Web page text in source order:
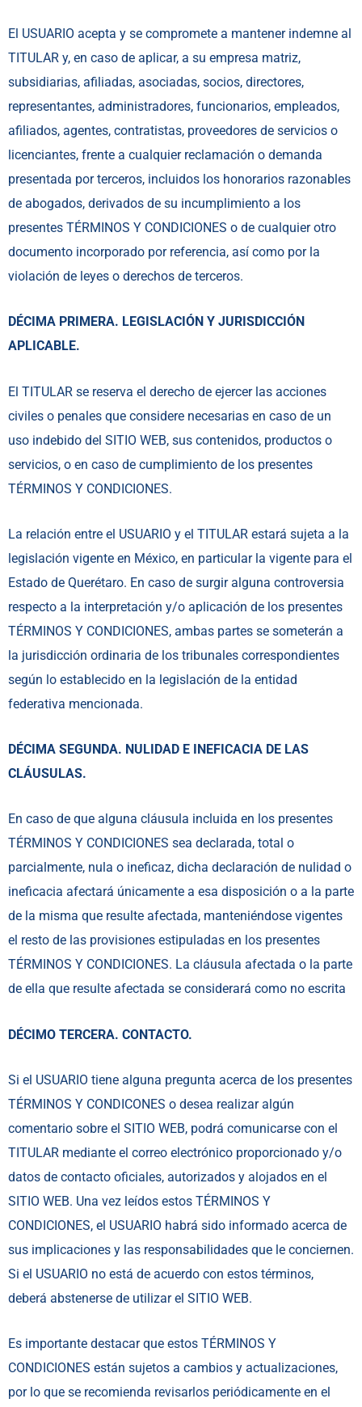
El USUARIO acepta y se compromete a mantener indemne al
TITULAR y, en caso de aplicar, a su empresa matriz,
subsidiarias, afiliadas, asociadas, socios, directores,
representantes, administradores, funcionarios, empleados,
afiliados, agentes, contratistas, proveedores de servicios o
licenciantes, frente a cualquier reclamación o demanda
presentada por terceros, incluidos los honorarios razonables
de abogados, derivados de su incumplimiento a los
presentes TÉRMINOS Y CONDICIONES o de cualquier otro
documento incorporado por referencia, así como por la
violación de leyes o derechos de terceros.
DÉCIMA PRIMERA. LEGISLACIÓN Y JURISDICCIÓN
APLICABLE.
El TITULAR se reserva el derecho de ejercer las acciones
civiles o penales que considere necesarias en caso de un
uso indebido del SITIO WEB, sus contenidos, productos o
servicios, o en caso de cumplimiento de los presentes
TÉRMINOS Y CONDICIONES.
La relación entre el USUARIO y el TITULAR estará sujeta a la
legislación vigente en México, en particular la vigente para el
Estado de Querétaro. En caso de surgir alguna controversia
respecto a la interpretación y/o aplicación de los presentes
TÉRMINOS Y CONDICIONES, ambas partes se someterán a
la jurisdicción ordinaria de los tribunales correspondientes
según lo establecido en la legislación de la entidad
federativa mencionada.
DÉCIMA SEGUNDA. NULIDAD E INEFICACIA DE LAS
CLÁUSULAS.
En caso de que alguna cláusula incluida en los presentes
TÉRMINOS Y CONDICIONES sea declarada, total o
parcialmente, nula o ineficaz, dicha declaración de nulidad o
ineficacia afectará únicamente a esa disposición o a la parte
de la misma que resulte afectada, manteniéndose vigentes
el resto de las provisiones estipuladas en los presentes
TÉRMINOS Y CONDICIONES. La cláusula afectada o la parte
de ella que resulte afectada se considerará como no escrita
DÉCIMO TERCERA. CONTACTO.
Si el USUARIO tiene alguna pregunta acerca de los presentes
TÉRMINOS Y CONDICONES o desea realizar algún
comentario sobre el SITIO WEB, podrá comunicarse con el
TITULAR mediante el correo electrónico proporcionado y/o
datos de contacto oficiales, autorizados y alojados en el
SITIO WEB. Una vez leídos estos TÉRMINOS Y
CONDICIONES, el USUARIO habrá sido informado acerca de
sus implicaciones y las responsabilidades que le conciernen.
Si el USUARIO no está de acuerdo con estos términos,
deberá abstenerse de utilizar el SITIO WEB.
Es importante destacar que estos TÉRMINOS Y
CONDICIONES están sujetos a cambios y actualizaciones,
por lo que se recomienda revisarlos periódicamente en el